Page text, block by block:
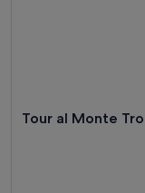
Tour al Monte